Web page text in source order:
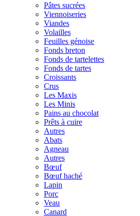
Pâtes sucrées
Viennoiseries
Viandes
Volailles
Feuilles génoise
Fonds breton
Fonds de tartelettes
Fonds de tartes
Croissants
Crus
Les Maxis
Les Minis
Pains au chocolat
Prêts à cuire
Autres
Abats
Agneau
Autres
Bœuf
Bœuf haché
Lapin
Porc
Veau
Canard